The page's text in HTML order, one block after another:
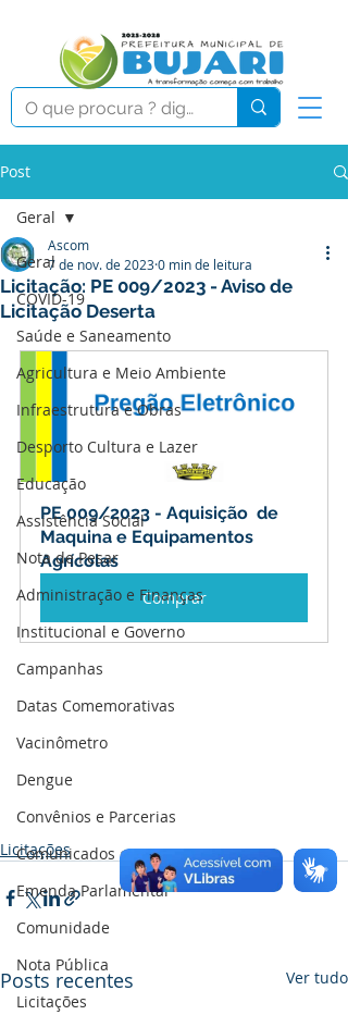
Post
Geral
COVID-19
Saúde e Saneamento
Agricultura e Meio Ambiente
Infraestrutura e Obras
Desporto Cultura e Lazer
Educação
Assistência Social
Nota de Pesar
Administração e Finanças
Institucional e Governo
Campanhas
Datas Comemorativas
Vacinômetro
Dengue
Convênios e Parcerias
Comunicados e Avisos
Emenda Parlamentar
Comunidade
Nota Pública
Licitações
Geral
Licitação: PE 009/2023 - Aviso de
Licitação Deserta
Ascom
7 de nov. de 20230 min de leitura
PE 009/2023 - Aquisição  de
Maquina e Equipamentos
Agrícolas
Comprar
Licitações
Posts recentes Ver tudo